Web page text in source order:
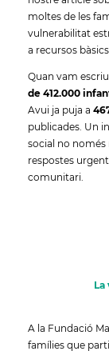
moltes de les
vulnerabilitat
a recursos
Quan vam
de 412.000
Avui ja puja a
publicades. Un
social no només
respostes
comunitari.
La
A la Fundació
famílies que